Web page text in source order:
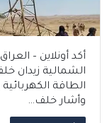
أكد أونلاين –
الطاقة
وأشار خلف…